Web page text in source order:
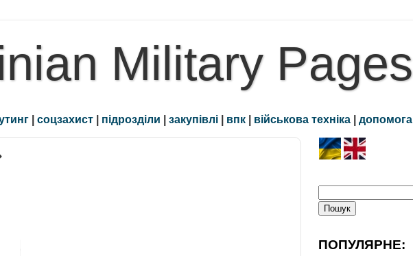
Military Pages
| соцзахист | підрозділи | закупівлі | впк | військова техніка | допомога
ПОПУЛЯРНЕ: